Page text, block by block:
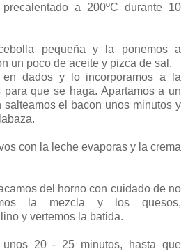
a 200ºC durante 10
pequeña y la ponemos a
un poco de aceite y pizca de sal.
en dados y lo incorporamos a la
que se haga. Apartamos a un
salteamos el bacon unos minutos y
con la leche evaporas y la crema
del horno con cuidado de no
la mezcla y los quesos,
y vertemos la batida.
20 - 25 minutos, hasta que